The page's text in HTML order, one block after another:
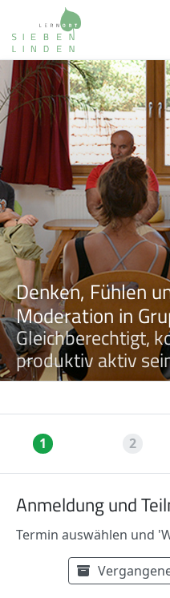
Denken, Fühlen
Moderation in
Gleichberechtigt,
produktiv aktiv
1 2
Anmeldung und
Termin auswählen und
Termin auswählen:
Verfügbare Termine